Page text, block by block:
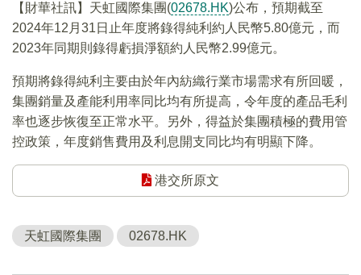
【財華社訊】天虹國際集團(02678.HK)公布，預期截至
2024年12月31日止年度將錄得純利約人民幣5.80億元，而
2023年同期則錄得虧損淨額約人民幣2.99億元。
預期將錄得純利主要由於年內紡織行業市場需求有所回暖，
集團銷量及產能利用率同比均有所提高，令年度的產品毛利
率也逐步恢復至正常水平。另外，得益於集團積極的費用管
控政策，年度銷售費用及利息開支同比均有明顯下降。
港交所原文
天虹國際集團 02678.HK